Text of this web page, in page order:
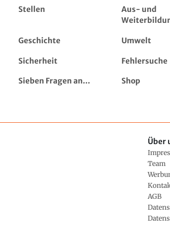
Stellen
Aus- und
Geschichte Umwelt
Sicherheit Fehlersuche
Sieben Fragen an... Shop
Über
Team
AGB